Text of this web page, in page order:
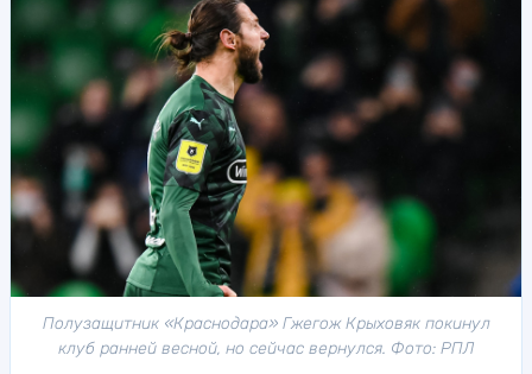
Полузащитник «Краснодара» Гжегож Крыховяк покинул
клуб ранней весной, но сейчас вернулся. Фото: РПЛ